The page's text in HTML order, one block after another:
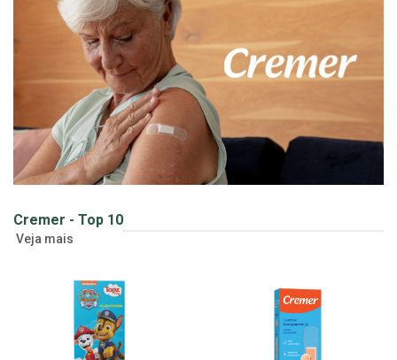
Cremer - Top 10
Veja mais